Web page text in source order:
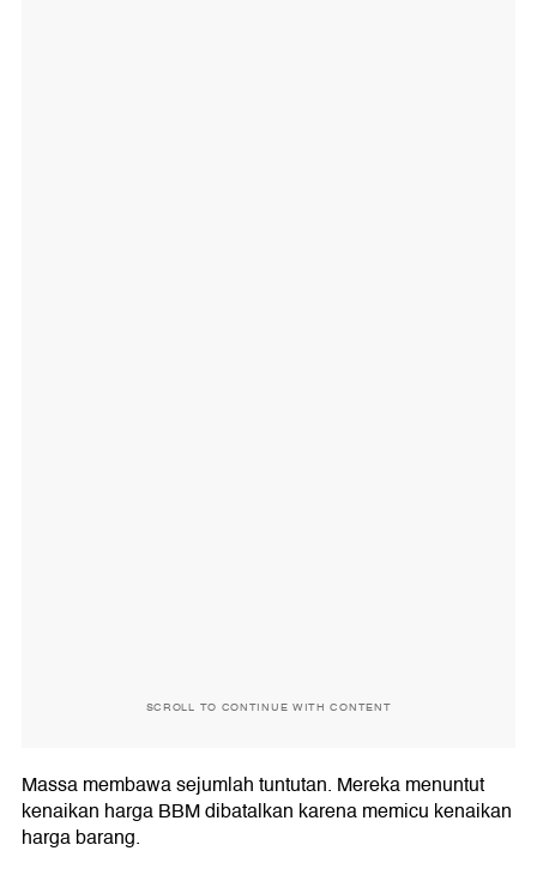
SCROLL TO CONTINUE WITH CONTENT
Massa membawa sejumlah tuntutan. Mereka menuntut
kenaikan harga BBM dibatalkan karena memicu kenaikan
harga barang.